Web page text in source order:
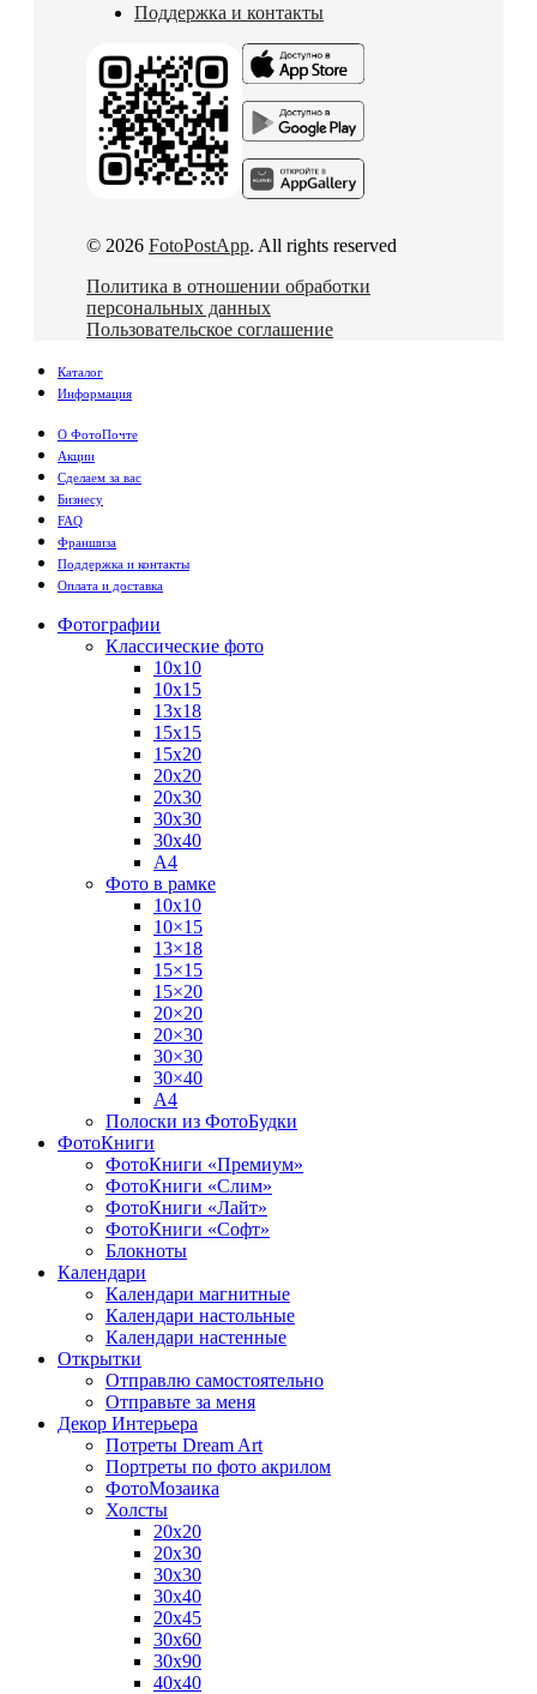
Поддержка и контакты
© 2026 FotoPostApp. All rights reserved
Политика в отношении обработки
персональных данных
Пользовательское соглашение
Каталог
Информация
О ФотоПочте
Акции
Сделаем за вас
Бизнесу
FAQ
Франшиза
Поддержка и контакты
Оплата и доставка
Фотографии
Классические фото
10х10
10х15
13х18
15х15
15х20
20х20
20х30
30х30
30х40
А4
Фото в рамке
10х10
10×15
13×18
15×15
15×20
20×20
20×30
30×30
30×40
A4
Полоски из ФотоБудки
ФотоКниги
ФотоКниги «Премиум»
ФотоКниги «Слим»
ФотоКниги «Лайт»
ФотоКниги «Софт»
Блокноты
Календари
Календари магнитные
Календари настольные
Календари настенные
Открытки
Отправлю самостоятельно
Отправьте за меня
Декор Интерьера
Потреты Dream Art
Портреты по фото акрилом
ФотоМозаика
Холсты
20х20
20х30
30х30
30х40
20х45
30х60
30х90
40х40